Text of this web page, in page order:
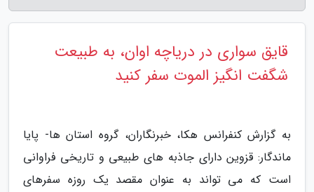
قایق سواری در دریاچه اوان، به طبیعت
شگفت انگیز الموت سفر کنید
به گزارش کنفرانس هکا، خبرنگاران، گروه استان ها- پایا
ماندگار: قزوین دارای جاذبه های طبیعی و تاریخی فراوانی
است که می تواند به عنوان مقصد یک روزه سفرهای